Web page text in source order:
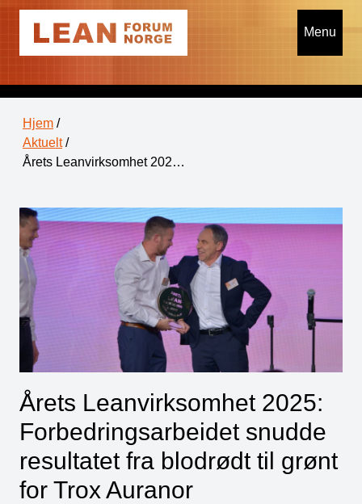
Menu
Hjem /
Aktuelt/
Årets Leanvirksomhet 202…
Årets Leanvirksomhet 2025:
Forbedringsarbeidet snudde
resultatet fra blodrødt til grønt
for Trox Auranor